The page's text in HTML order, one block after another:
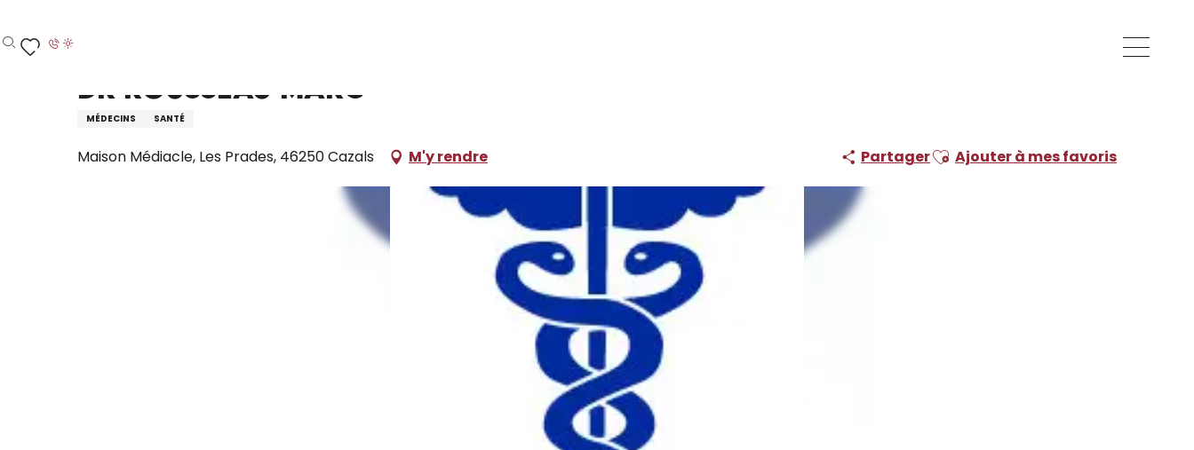
au
contenu
Recherche
Dr Rousseau Marc
MÉDECINS SANTÉ
Maison Médiacle, Les Prades, 46250 Cazals M'y rendre PartagerAjouter aux favoris
Ajouter à mes favoris